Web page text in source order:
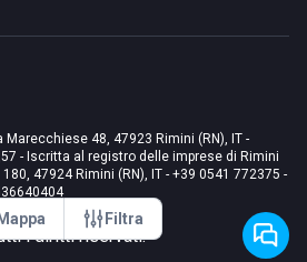
Mappa Filtra
Marecchiese 48, 47923 Rimini (RN), IT -
- Iscritta al registro delle imprese di Rimini
47924 Rimini (RN), IT - +39 0541 772375 -
i diritti riservati.